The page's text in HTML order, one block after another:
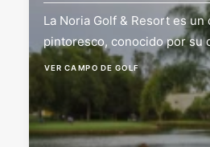
La Noria Golf & Resort es un
pintoresco, conocido por su
VER CAMPO DE GOLF